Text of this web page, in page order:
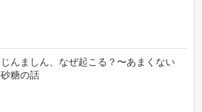
じんましん、なぜ起こる？〜あまくない
砂糖の話